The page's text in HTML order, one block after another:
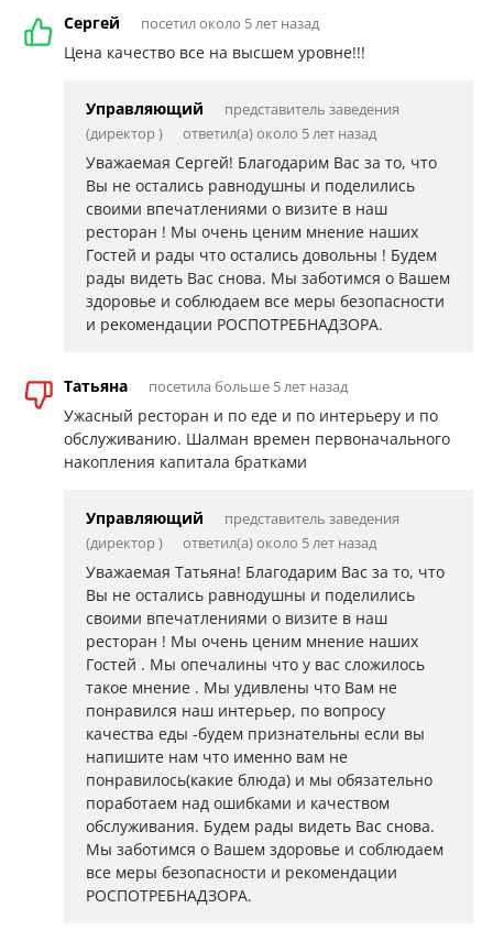
Сергей посетил около 5 лет назад
Цена качество все на высшем уровне!!!
Управляющий
представитель заведения
(директор )
ответил(а) около 5 лет назад
Уважаемая Сергей! Благодарим Вас за то, что
Вы не остались равнодушны и поделились
своими впечатлениями о визите в наш
ресторан ! Мы очень ценим мнение наших
Гостей и рады что остались довольны ! Будем
рады видеть Вас снова. Мы заботимся о Вашем
здоровье и соблюдаем все меры безопасности
и рекомендации РОСПОТРЕБНАДЗОРА.
Татьяна посетила больше 5 лет назад
Ужасный ресторан и по еде и по интерьеру и по
обслуживанию. Шалман времен первоначального
накопления капитала братками
Управляющий
представитель заведения
(директор )
ответил(а) около 5 лет назад
Уважаемая Татьяна! Благодарим Вас за то, что
Вы не остались равнодушны и поделились
своими впечатлениями о визите в наш
ресторан ! Мы очень ценим мнение наших
Гостей . Мы опечалины что у вас сложилось
такое мнение . Мы удивлены что Вам не
понравился наш интерьер, по вопросу
качества еды -будем признательны если вы
напишите нам что именно вам не
понравилось(какие блюда) и мы обязательно
поработаем над ошибками и качеством
обслуживания. Будем рады видеть Вас снова.
Мы заботимся о Вашем здоровье и соблюдаем
все меры безопасности и рекомендации
РОСПОТРЕБНАДЗОРА.